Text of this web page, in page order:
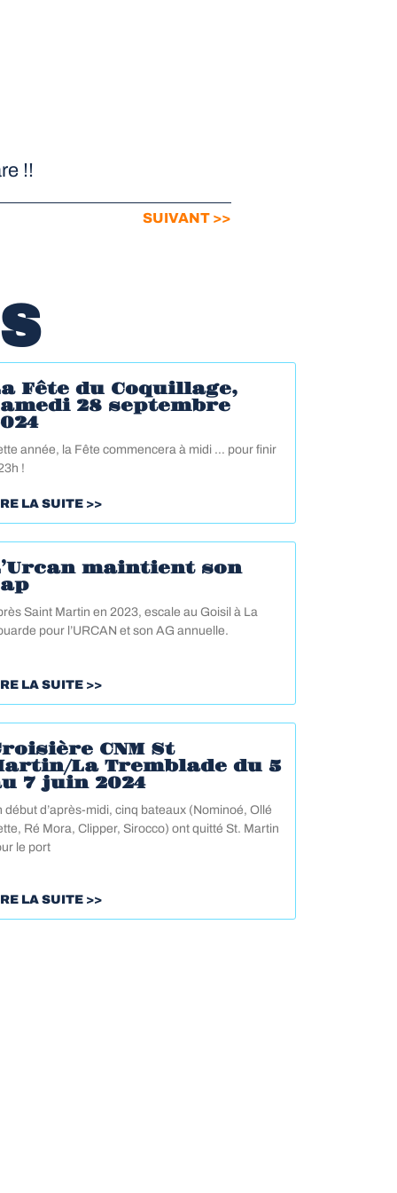
!!
SUIVANT >>
Fête du Coquillage,
28 septembre
année, la Fête commencera à midi … pour finir
!
LA SUITE >>
maintient son
Saint Martin en 2023, escale au Goisil à La
pour l’URCAN et son AG annuelle.
LA SUITE >>
CNM St
La Tremblade du 5
7 juin 2024
début d’après-midi, cinq bateaux (Nominoé, Ollé
Ré Mora, Clipper, Sirocco) ont quitté St. Martin
le port
LA SUITE >>